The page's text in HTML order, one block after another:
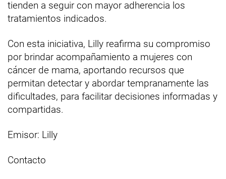
tienden a seguir con mayor adherencia los
tratamientos indicados.
Con esta iniciativa, Lilly reafirma su compromiso
por brindar acompañamiento a mujeres con
cáncer de mama, aportando recursos que
permitan detectar y abordar tempranamente las
dificultades, para facilitar decisiones informadas y
compartidas.
Emisor: Lilly
Contacto